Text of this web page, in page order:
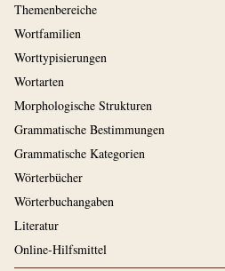
Themenbereiche
Wortfamilien
Worttypisierungen
Wortarten
Morphologische Strukturen
Grammatische Bestimmungen
Grammatische Kategorien
Wörterbücher
Wörterbuchangaben
Literatur
Online-Hilfsmittel